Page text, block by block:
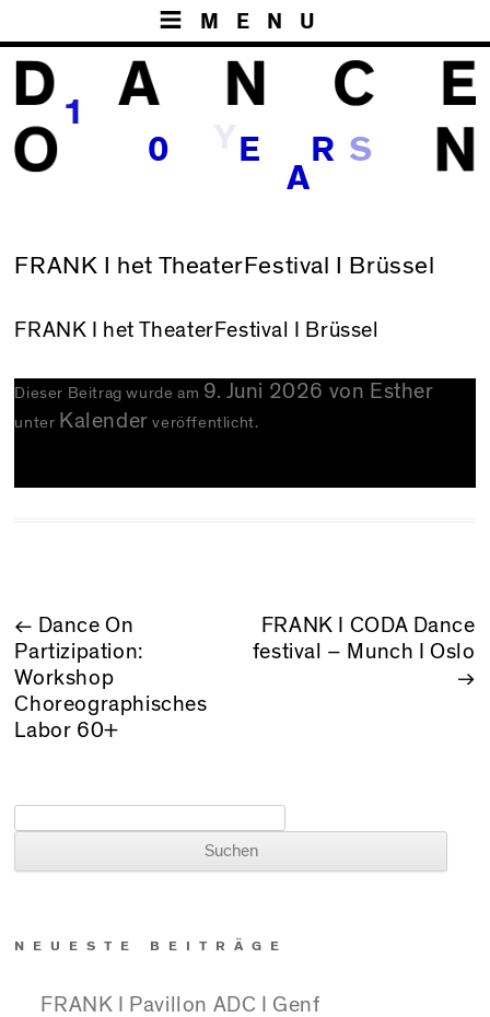
MENU
1
0 E
A
R
FRANK I het TheaterFestival I Brüssel
FRANK I het TheaterFestival I Brüssel
Dieser Beitrag wurde am 9. Juni 2026 von Esther
unter Kalender veröffentlicht.
BEITRAGSNAVIGATION
← Dance On
Partizipation:
Workshop
Choreographisches
Labor 60+
FRANK I CODA Dance
festival – Munch I Oslo
→
NEUESTE BEITRÄGE
FRANK I Pavillon ADC I Genf